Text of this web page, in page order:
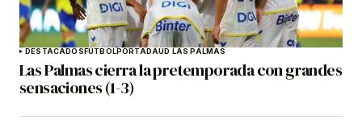
DESTACADOSFÚTBOLPORTADAUD LAS PALMAS
Las Palmas cierra la pretemporada con grandes
sensaciones (1-3)